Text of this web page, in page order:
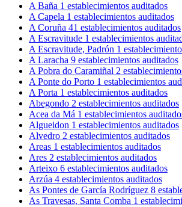
A Baña 1 establecimientos auditados
A Capela 1 establecimientos auditados
A Coruña 41 establecimientos auditados
A Escravitude 1 establecimientos
A Escravitude, Padrón 1
A Laracha 9 establecimientos auditados
A Pobra do Caramiñal 2
A Ponte do Porto 1 establecimientos
A Porta 1 establecimientos auditados
Abegondo 2 establecimientos auditados
Acea da Má 1 establecimientos
Algueidon 1 establecimientos auditados
Alvedro 2 establecimientos auditados
Areas 1 establecimientos auditados
Ares 2 establecimientos auditados
Arteixo 6 establecimientos auditados
Arzúa 4 establecimientos auditados
As Pontes de García Rodríguez 8
As Travesas, Santa Comba 1